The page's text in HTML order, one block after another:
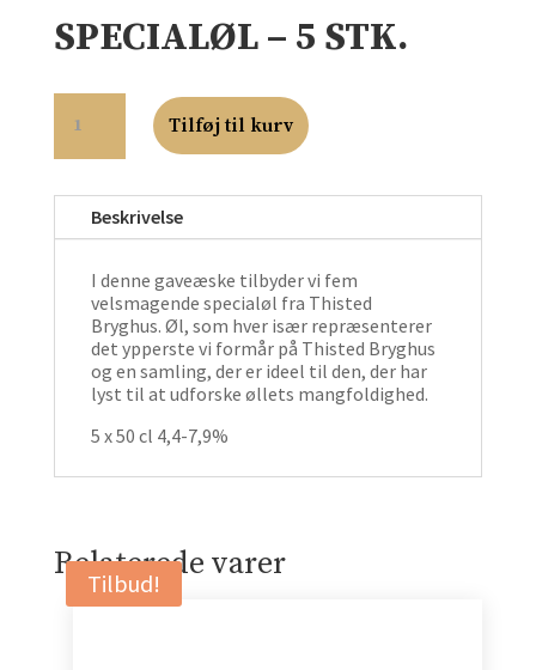
SPECIALØL – 5 STK.
ANTAL
Tilføj til kurv
Beskrivelse
I denne gaveæske tilbyder vi fem
velsmagende specialøl fra Thisted
Bryghus. Øl, som hver især repræsenterer
det ypperste vi formår på Thisted Bryghus
og en samling, der er ideel til den, der har
lyst til at udforske øllets mangfoldighed.
5 x 50 cl 4,4-7,9%
Relaterede varer
Tilbud!